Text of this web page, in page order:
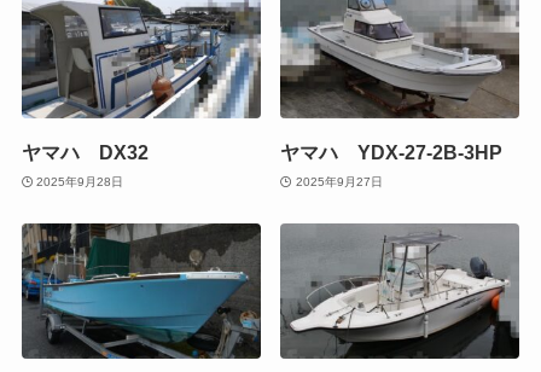
ヤマハ DX32
2025年9月28日
ヤマハ YDX-27-2B-3HP
2025年9月27日